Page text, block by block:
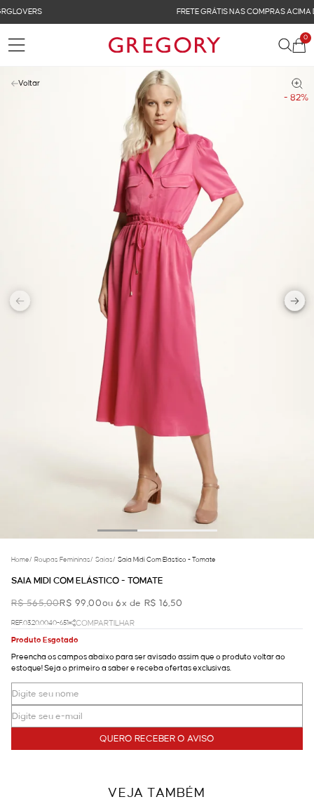
FRETE GRÁTIS NAS COMPRAS ACIMA DE R$ 899
0
- 82%
Voltar
Home/ Roupas Femininas/ Saias/ Saia Midi Com Elástico - Tomate
SAIA MIDI COM ELÁSTICO - TOMATE
R$ 565,00R$ 99,00ou 6x de R$ 16,50
REF.03.20.0040-651
COMPARTILHAR
Produto Esgotado
Preencha os campos abaixo para ser avisado assim que o produto voltar ao
estoque! Seja o primeiro a saber e receba ofertas exclusivas.
QUERO RECEBER O AVISO
VEJA TAMBÉM